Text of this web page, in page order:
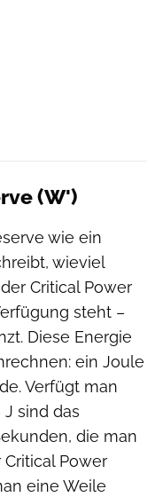
(W')
wie ein
wieviel
Critical Power
steht –
Diese Energie
ein Joule
Verfügt man
J sind das
die man
Power
eine Weile